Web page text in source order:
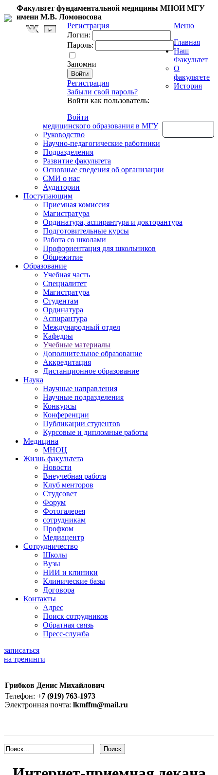
Факультет фундаментальной медицины МНОИ МГУ
имени М.В. Ломоносова
Регистрация
Логин:
Пароль:
Запомни
Регистрация
Забыли свой пароль?
Войти как пользователь:
Войти
Меню
Главная
Наш
Факультет
О
факультете
История
медицинского образования в МГУ
Руководство
Научно-педагогические работники
Подразделения
Развитие факультета
Основные сведения об организации
СМИ о нас
Аудитории
Поступающим
Приемная комиссия
Магистратура
Ординатура, аспирантура и докторантура
Подготовительные курсы
Работа со школами
Профориентация для школьников
Общежитие
Образование
Учебная часть
Специалитет
Магистратура
Студентам
Ординатура
Аспирантура
Международный отдел
Кафедры
Учебные материалы
Дополнительное образование
Аккредитация
Дистанционное образование
Наука
Научные направления
Научные подразделения
Конкурсы
Конференции
Публикации студентов
Курсовые и дипломные работы
Медицина
МНОЦ
Жизнь факультета
Новости
Внеучебная работа
Клуб менторов
Студсовет
Форум
Фотогалерея
сотрудникам
Профком
Медиацентр
Сотрудничество
Школы
Вузы
НИИ и клиники
Клинические базы
Договора
Контакты
Адрес
Поиск сотрудников
Обратная связь
Пресс-служба
записаться
на тренинги
Грибков Денис Михайлович
Телефон: +7 (919) 763-1973
Электронная почта: lkmffm@mail.ru